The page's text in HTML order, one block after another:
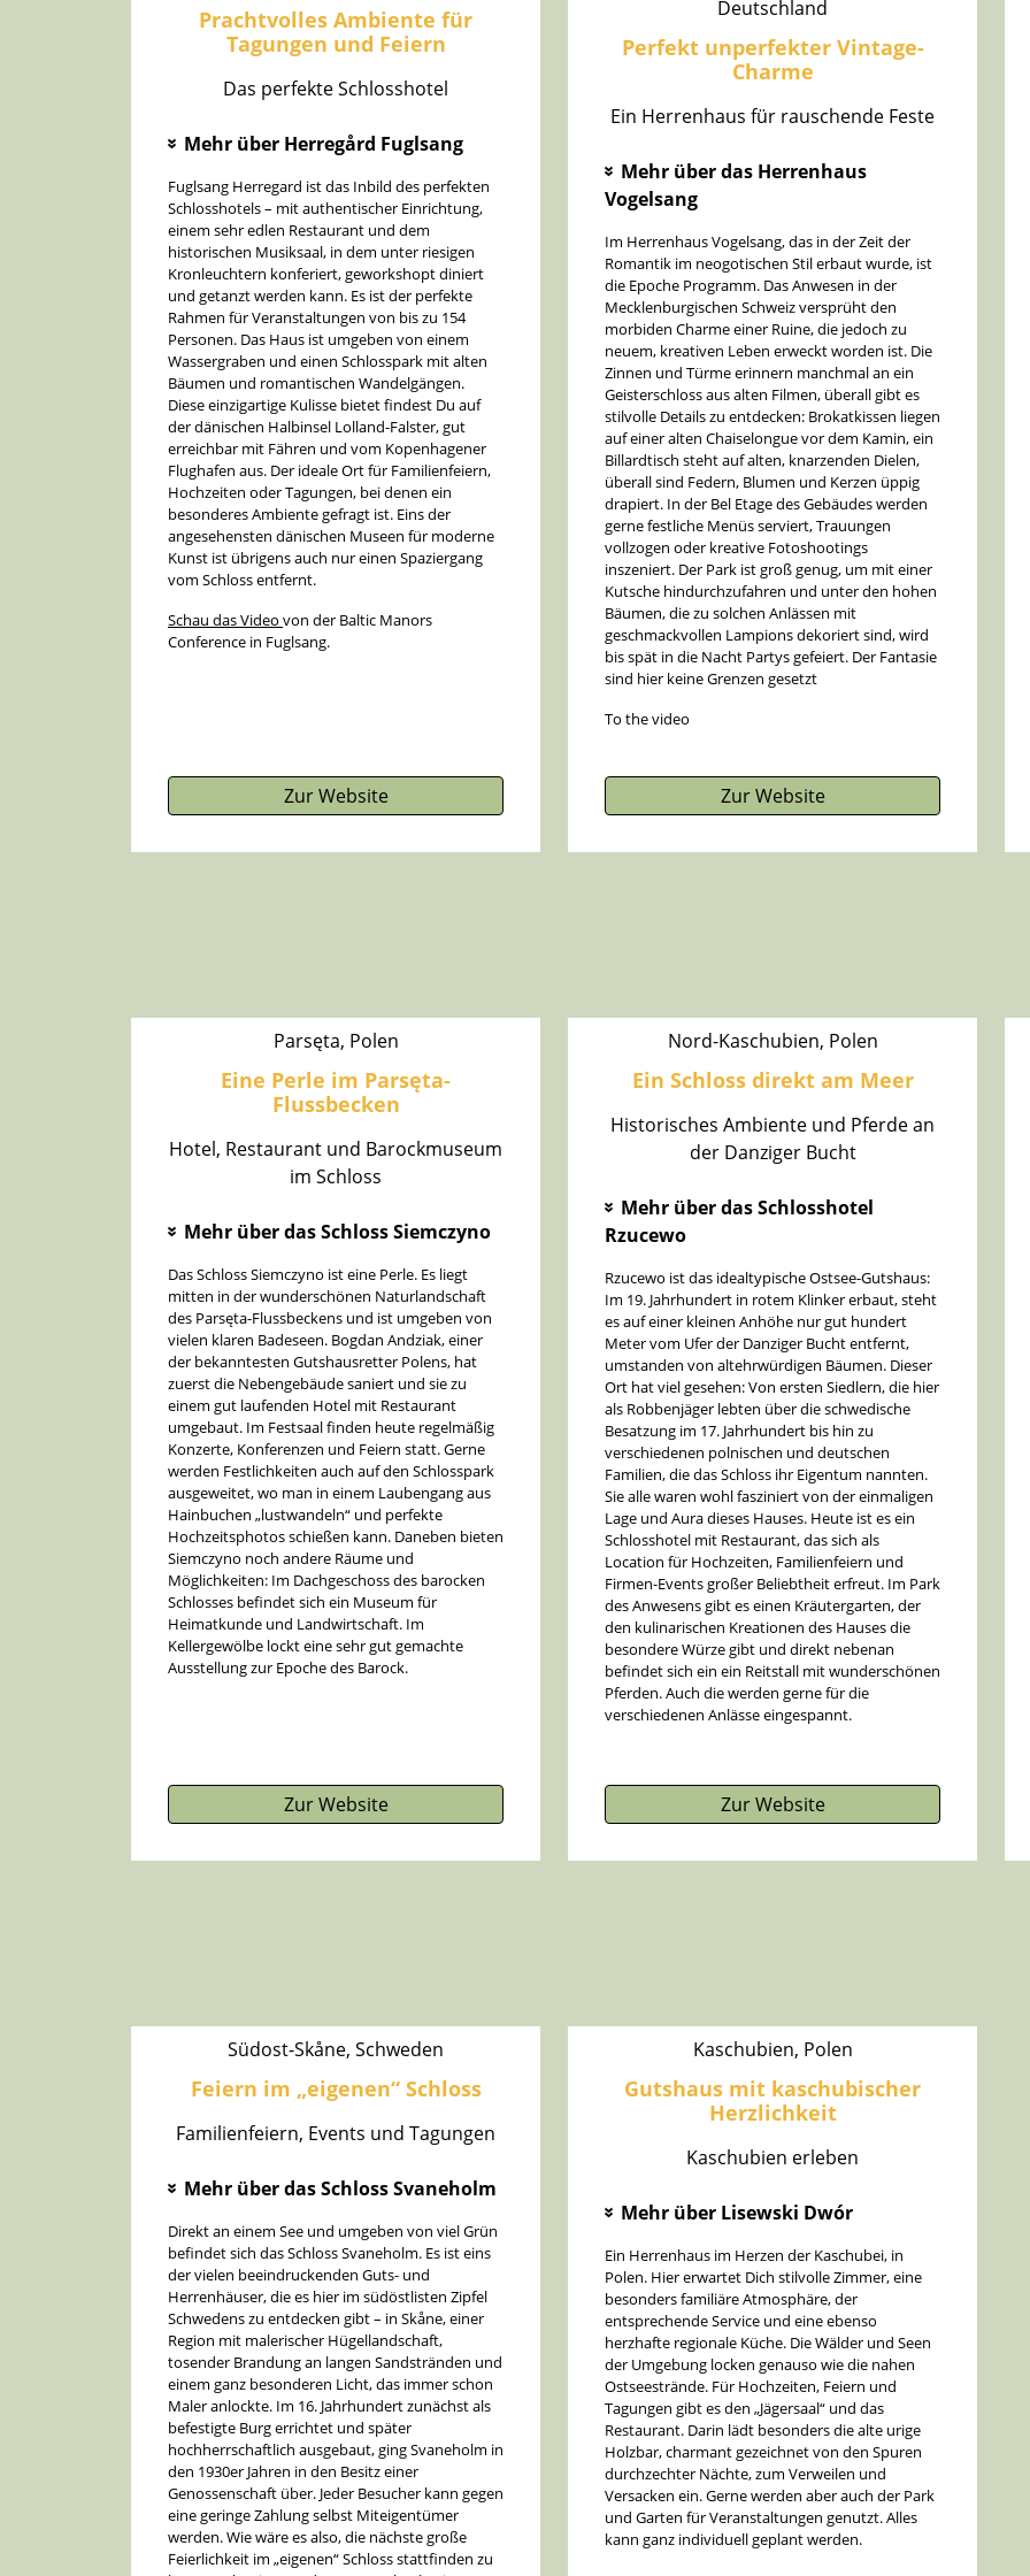
Prachtvolles Ambiente für
Tagungen und Feiern
Das perfekte Schlosshotel
» Mehr über Herregård Fuglsang
Fuglsang Herregard ist das Inbild des perfekten
Schlosshotels – mit authentischer Einrichtung,
einem sehr edlen Restaurant und dem
historischen Musiksaal, in dem unter riesigen
Kronleuchtern konferiert, geworkshopt diniert
und getanzt werden kann. Es ist der perfekte
Rahmen für Veranstaltungen von bis zu 154
Personen. Das Haus ist umgeben von einem
Wassergraben und einen Schlosspark mit alten
Bäumen und romantischen Wandelgängen.
Diese einzigartige Kulisse bietet findest Du auf
der dänischen Halbinsel Lolland-Falster, gut
erreichbar mit Fähren und vom Kopenhagener
Flughafen aus. Der ideale Ort für Familienfeiern,
Hochzeiten oder Tagungen, bei denen ein
besonderes Ambiente gefragt ist. Eins der
angesehensten dänischen Museen für moderne
Kunst ist übrigens auch nur einen Spaziergang
vom Schloss entfernt.
Schau das Video von der Baltic Manors
Conference in Fuglsang.
Zur Website
Deutschland
Perfekt unperfekter Vintage-
Charme
Ein Herrenhaus für rauschende Feste
» Mehr über das Herrenhaus
Vogelsang
Im Herrenhaus Vogelsang, das in der Zeit der
Romantik im neogotischen Stil erbaut wurde, ist
die Epoche Programm. Das Anwesen in der
Mecklenburgischen Schweiz versprüht den
morbiden Charme einer Ruine, die jedoch zu
neuem, kreativen Leben erweckt worden ist. Die
Zinnen und Türme erinnern manchmal an ein
Geisterschloss aus alten Filmen, überall gibt es
stilvolle Details zu entdecken: Brokatkissen liegen
auf einer alten Chaiselongue vor dem Kamin, ein
Billardtisch steht auf alten, knarzenden Dielen,
überall sind Federn, Blumen und Kerzen üppig
drapiert. In der Bel Etage des Gebäudes werden
gerne festliche Menüs serviert, Trauungen
vollzogen oder kreative Fotoshootings
inszeniert. Der Park ist groß genug, um mit einer
Kutsche hindurchzufahren und unter den hohen
Bäumen, die zu solchen Anlässen mit
geschmackvollen Lampions dekoriert sind, wird
bis spät in die Nacht Partys gefeiert. Der Fantasie
sind hier keine Grenzen gesetzt
To the video
Zur Website
Parsęta, Polen
Eine Perle im Parsęta-
Flussbecken
Hotel, Restaurant und Barockmuseum
im Schloss
» Mehr über das Schloss Siemczyno
Das Schloss Siemczyno ist eine Perle. Es liegt
mitten in der wunderschönen Naturlandschaft
des Parsęta-Flussbeckens und ist umgeben von
vielen klaren Badeseen. Bogdan Andziak, einer
der bekanntesten Gutshausretter Polens, hat
zuerst die Nebengebäude saniert und sie zu
einem gut laufenden Hotel mit Restaurant
umgebaut. Im Festsaal finden heute regelmäßig
Konzerte, Konferenzen und Feiern statt. Gerne
werden Festlichkeiten auch auf den Schlosspark
ausgeweitet, wo man in einem Laubengang aus
Hainbuchen „lustwandeln“ und perfekte
Hochzeitsphotos schießen kann. Daneben bieten
Siemczyno noch andere Räume und
Möglichkeiten: Im Dachgeschoss des barocken
Schlosses befindet sich ein Museum für
Heimatkunde und Landwirtschaft. Im
Kellergewölbe lockt eine sehr gut gemachte
Ausstellung zur Epoche des Barock.
Zur Website
Nord-Kaschubien, Polen
Ein Schloss direkt am Meer
Historisches Ambiente und Pferde an
der Danziger Bucht
» Mehr über das Schlosshotel
Rzucewo
Rzucewo ist das idealtypische Ostsee-Gutshaus:
Im 19. Jahrhundert in rotem Klinker erbaut, steht
es auf einer kleinen Anhöhe nur gut hundert
Meter vom Ufer der Danziger Bucht entfernt,
umstanden von altehrwürdigen Bäumen. Dieser
Ort hat viel gesehen: Von ersten Siedlern, die hier
als Robbenjäger lebten über die schwedische
Besatzung im 17. Jahrhundert bis hin zu
verschiedenen polnischen und deutschen
Familien, die das Schloss ihr Eigentum nannten.
Sie alle waren wohl fasziniert von der einmaligen
Lage und Aura dieses Hauses. Heute ist es ein
Schlosshotel mit Restaurant, das sich als
Location für Hochzeiten, Familienfeiern und
Firmen-Events großer Beliebtheit erfreut. Im Park
des Anwesens gibt es einen Kräutergarten, der
den kulinarischen Kreationen des Hauses die
besondere Würze gibt und direkt nebenan
befindet sich ein ein Reitstall mit wunderschönen
Pferden. Auch die werden gerne für die
verschiedenen Anlässe eingespannt.
Zur Website
Südost-Skåne, Schweden
Feiern im „eigenen“ Schloss
Familienfeiern, Events und Tagungen
» Mehr über das Schloss Svaneholm
Direkt an einem See und umgeben von viel Grün
befindet sich das Schloss Svaneholm. Es ist eins
der vielen beeindruckenden Guts- und
Herrenhäuser, die es hier im südöstlisten Zipfel
Schwedens zu entdecken gibt – in Skåne, einer
Region mit malerischer Hügellandschaft,
tosender Brandung an langen Sandstränden und
einem ganz besonderen Licht, das immer schon
Maler anlockte. Im 16. Jahrhundert zunächst als
befestigte Burg errichtet und später
hochherrschaftlich ausgebaut, ging Svaneholm in
den 1930er Jahren in den Besitz einer
Genossenschaft über. Jeder Besucher kann gegen
eine geringe Zahlung selbst Miteigentümer
werden. Wie wäre es also, die nächste große
Feierlichkeit im „eigenen“ Schloss stattfinden zu
Kaschubien, Polen
Gutshaus mit kaschubischer
Herzlichkeit
Kaschubien erleben
» Mehr über Lisewski Dwór
Ein Herrenhaus im Herzen der Kaschubei, in
Polen. Hier erwartet Dich stilvolle Zimmer, eine
besonders familiäre Atmosphäre, der
entsprechende Service und eine ebenso
herzhafte regionale Küche. Die Wälder und Seen
der Umgebung locken genauso wie die nahen
Ostseestrände. Für Hochzeiten, Feiern und
Tagungen gibt es den „Jägersaal“ und das
Restaurant. Darin lädt besonders die alte urige
Holzbar, charmant gezeichnet von den Spuren
durchzechter Nächte, zum Verweilen und
Versacken ein. Gerne werden aber auch der Park
und Garten für Veranstaltungen genutzt. Alles
kann ganz individuell geplant werden.